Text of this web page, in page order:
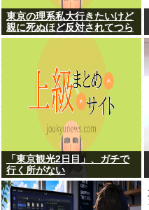
東京の理系私大行きたいけど
親に死ぬほど反対されてつら
い
「東京観光2日目」、ガチで
行く所がない